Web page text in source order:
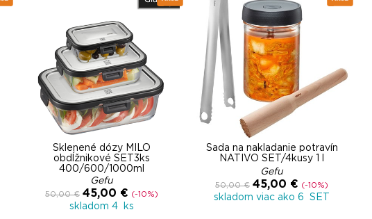
Sklenené dózy MILO
obdĺžnikové SET3ks
400/600/1000ml
Gefu
50,00 € 45,00 € (-10%)
skladom 4 ks
Sada na nakladanie potravín
NATIVO SET/4kusy 1 l
Gefu
50,00 € 45,00 € (-10%)
skladom viac ako 6 SET